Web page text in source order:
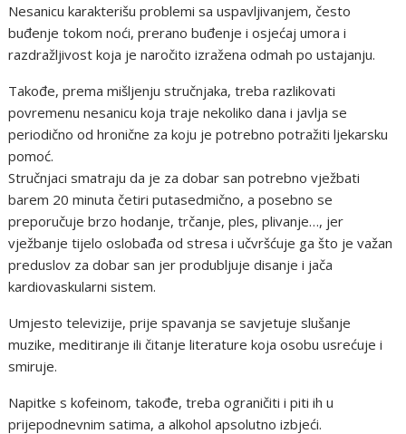
Nesanicu karakterišu problemi sa uspavljivanjem, često
buđenje tokom noći, prerano buđenje i osjećaj umora i
razdražljivost koja je naročito izražena odmah po ustajanju.
Takođe, prema mišljenju stručnjaka, treba razlikovati
povremenu nesanicu koja traje nekoliko dana i javlja se
periodično od hronične za koju je potrebno potražiti ljekarsku
pomoć.
Stručnjaci smatraju da je za dobar san potrebno vježbati
barem 20 minuta četiri putasedmično, a posebno se
preporučuje brzo hodanje, trčanje, ples, plivanje…, jer
vježbanje tijelo oslobađa od stresa i učvršćuje ga što je važan
preduslov za dobar san jer produbljuje disanje i jača
kardiovaskularni sistem.
Umjesto televizije, prije spavanja se savjetuje slušanje
muzike, meditiranje ili čitanje literature koja osobu usrećuje i
smiruje.
Napitke s kofeinom, takođe, treba ograničiti i piti ih u
prijepodnevnim satima, a alkohol apsolutno izbjeći.